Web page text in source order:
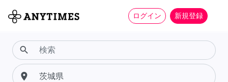
ログイン 新規登録
search
place